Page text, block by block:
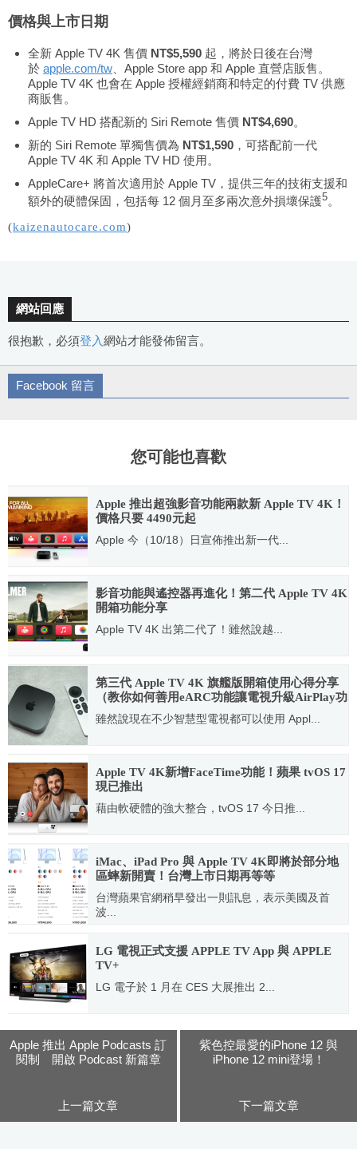
價格與上市日期
全新 Apple TV 4K 售價 NT$5,590 起，將於日後在台灣
於 apple.com/tw 、Apple Store app 和 Apple 直營店販售。
Apple TV 4K 也會在 Apple 授權經銷商和特定的付費 TV 供應
商販售。
Apple TV HD 搭配新的 Siri Remote 售價 NT$4,690。
新的 Siri Remote 單獨售價為 NT$1,590 ，可搭配前一代
Apple TV 4K 和 Apple TV HD 使用。
AppleCare+ 將首次適用於 Apple TV，提供三年的技術支援和
額外的硬體保固，包括每 12 個月至多兩次意外損壞保護5。
(kaizenautocare.com)
網站回應
很抱歉，必須登入網站才能發佈留言。
Facebook 留言
您可能也喜歡
Apple 推出超強影音功能兩款新 Apple TV 4K！
價格只要 4490元起
Apple 今（10/18）日宣佈推出新一代...
影音功能與遙控器再進化！第二代 Apple TV 4K
開箱功能分享
Apple TV 4K 出第二代了！雖然說越...
2021.07.02
第三代 Apple TV 4K 旗艦版開箱使用心得分享
（教你如何善用eARC功能讓電視升級AirPlay功
能＆如何搖身變成卡拉OK系統）
雖然說現在不少智慧型電視都可以使用 Appl...
Apple TV 4K新增FaceTime功能！蘋果 tvOS 17
現已推出
藉由軟硬體的強大整合，tvOS 17 今日推...
iMac、iPad Pro 與 Apple TV 4K即將於部分地
區蟀新開賣！台灣上市日期再等等
台灣蘋果官網稍早發出一則訊息，表示美國及首
波...
LG 電視正式支援 APPLE TV App 與 APPLE
TV+
LG 電子於 1 月在 CES 大展推出 2...
Apple 推出 Apple Podcasts 訂
閱制 開啟 Podcast 新篇章
上一篇文章
紫色控最愛的iPhone 12 與
iPhone 12 mini登場！
下一篇文章